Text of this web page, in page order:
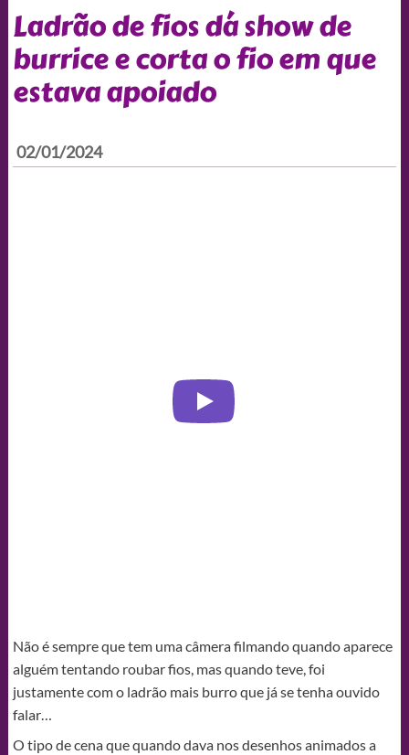
Ladrão de fios dá show de
burrice e corta o fio em que
estava apoiado
02/01/2024
Não é sempre que tem uma câmera filmando quando aparece
alguém tentando roubar fios, mas quando teve, foi
justamente com o ladrão mais burro que já se tenha ouvido
falar…
O tipo de cena que quando dava nos desenhos animados a